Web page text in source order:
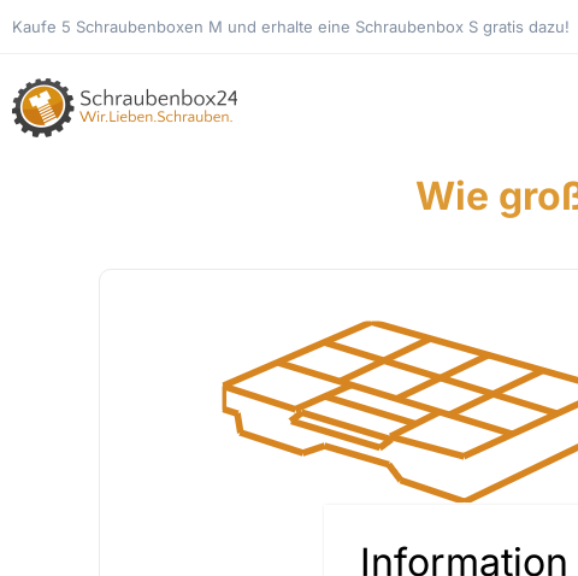
Kaufe 5 Schraubenboxen M und erhalte eine Schraubenbox S gratis dazu!
Wie
Schraubenbox S
Information